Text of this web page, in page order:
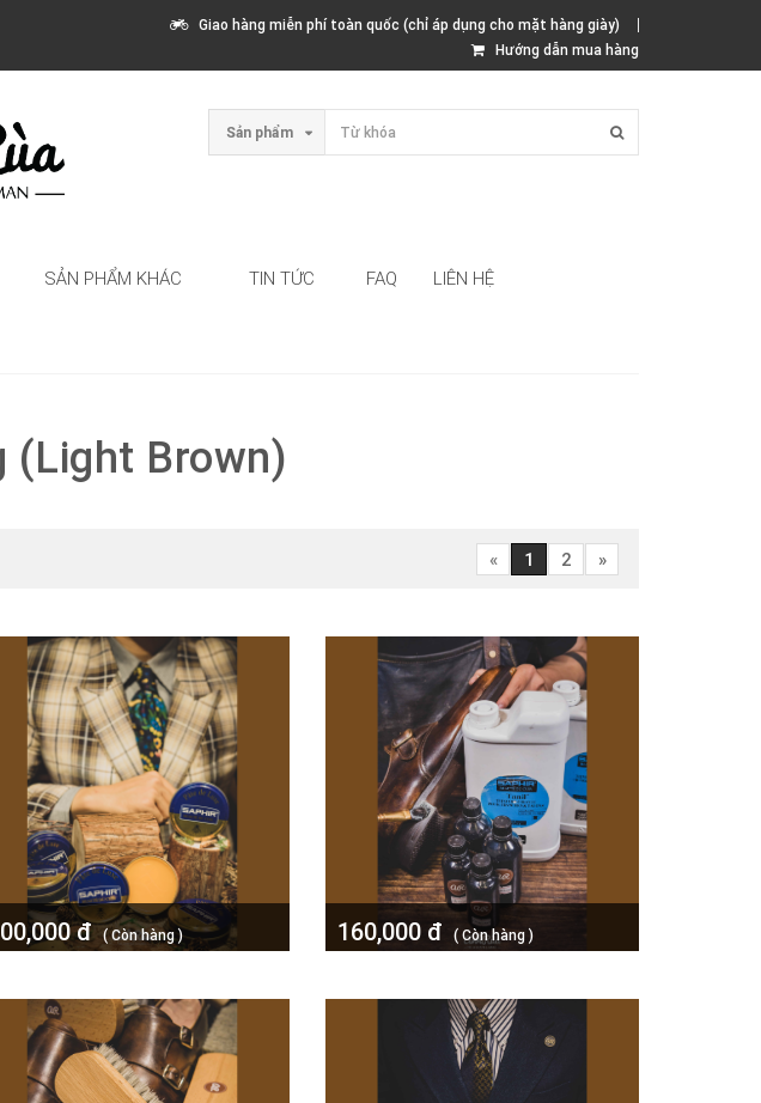
Giao hàng miễn phí toàn quốc (chỉ áp dụng cho mặt hàng giày)
Hướng dẫn mua hàng
Sản phẩm
SẢN PHẨM KHÁC TIN TỨC FAQ LIÊN HỆ
(Light Brown)
« 1 2 »
đ( Còn hàng ) 160,000 đ ( Còn hàng )